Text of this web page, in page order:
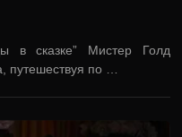
в сказке” Мистер Голд
путешествуя по …